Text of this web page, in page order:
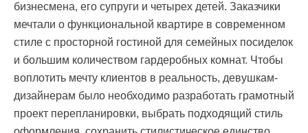
бизнесмена, его супруги и четырех детей. Заказчики
мечтали о функциональной квартире в современном
стиле с просторной гостиной для семейных посиделок
и большим количеством гардеробных комнат. Чтобы
воплотить мечту клиентов в реальность, девушкам-
дизайнерам было необходимо разработать грамотный
проект перепланировки, выбрать подходящий стиль